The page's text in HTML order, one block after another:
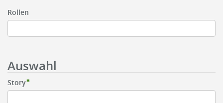
Rollen
Auswahl
Story